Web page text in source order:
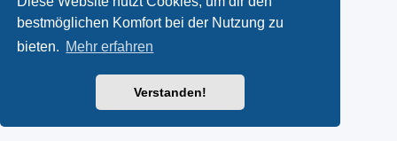
bestmöglichen Komfort bei der Nutzung zu
bieten. Mehr erfahren
Verstanden!